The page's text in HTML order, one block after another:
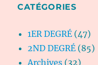
CATÉGORIES
1ER DEGRÉ (47)
2ND DEGRÉ (85)
Archives (32)